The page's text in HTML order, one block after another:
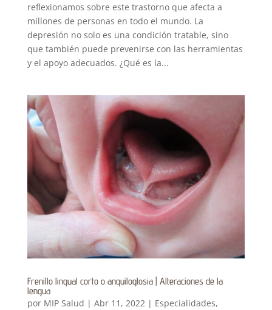
reflexionamos sobre este trastorno que afecta a
millones de personas en todo el mundo. La
depresión no solo es una condición tratable, sino
que también puede prevenirse con las herramientas
y el apoyo adecuados. ¿Qué es la...
Frenillo lingual corto o anquiloglosia | Alteraciones de la
lengua
por MIP Salud | Abr 11, 2022| Especialidades,